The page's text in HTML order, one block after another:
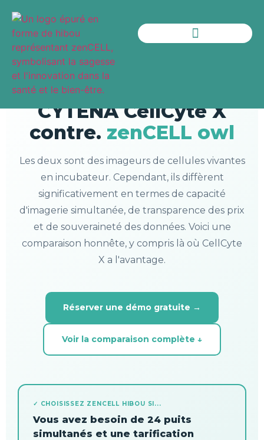
COMPARAISON HONNÊTE · MIS À JOUR 2025
CYTENA CellCyte X
contre. zenCELL owl
Les deux sont des imageurs de cellules vivantes
en incubateur. Cependant, ils diffèrent
significativement en termes de capacité
d'imagerie simultanée, de transparence des prix
et de souveraineté des données. Voici une
comparaison honnête, y compris là où CellCyte
X a l'avantage.
Réserver une démo gratuite →
Voir la comparaison complète ↓
✓ CHOISISSEZ ZENCELL HIBOU SI...
Vous avez besoin de 24 puits
simultanés et une tarification